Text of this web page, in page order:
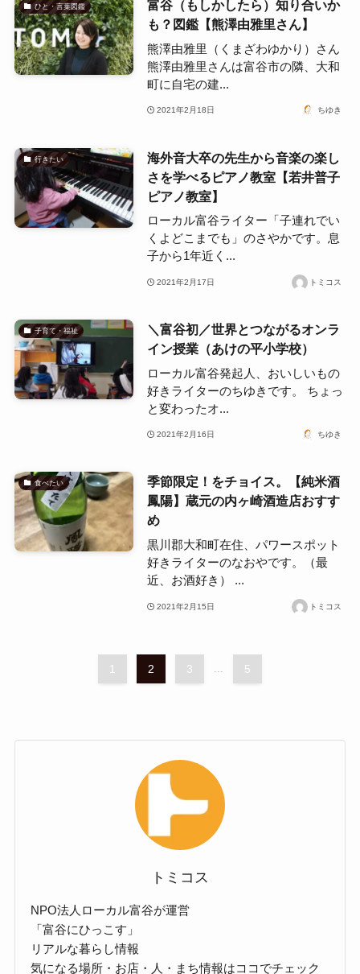
ひと・言葉図鑑
富谷（もしかしたら）知り合いか
も？図鑑【熊澤由雅里さん】
熊澤由雅里（くまざわゆかり）さん
熊澤由雅里さんは富谷市の隣、大和
町に自宅の建...
2021年2月18日 ちゆき
行きたい
海外音大卒の先生から音楽の楽し
さを学べるピアノ教室【若井普子
ピアノ教室】
ローカル富谷ライター「子連れでい
くよどこまでも」のさやかです。息
子から1年近く...
2021年2月17日 トミコス
子育て・福祉
＼富谷初／世界とつながるオンラ
イン授業（あけの平小学校）
ローカル富谷発起人、おいしいもの
好きライターのちゆきです。 ちょっ
と変わったオ...
2021年2月16日 ちゆき
食べたい
季節限定！をチョイス。【純米酒
鳳陽】蔵元の内ヶ崎酒造店おすす
め
黒川郡大和町在住、パワースポット
好きライターのなおやです。（最
近、お酒好き） ...
2021年2月15日 トミコス
1 2 3 5
トミコス
NPO法人ローカル富谷が運営
「富谷にひっこす」
リアルな暮らし情報
気になる場所・お店・人・まち情報はココでチェック